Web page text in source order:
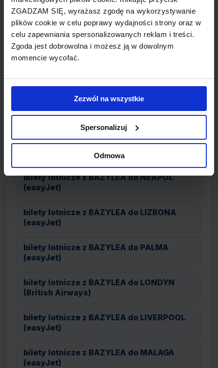
ZGADZAM SIĘ, wyrażasz zgodę na wykorzystywanie
plików cookie w celu poprawy wydajności strony oraz w
celu zapewniania spersonalizowanych reklam i treści.
Zgoda jest dobrowolna i możesz ją w dowolnym
momencie wycofać.
Zezwól na wszystkie
Spersonalizuj
Odmowa
bilety lotnicze z BAZYLEA do ANTALYA
(Condor)
bilety lotnicze z BAZYLEA do PARYŻ
(easyJet)
(LOT)
bilety lotnicze z BAZYLEA do MADRYT
bilety lotnicze z BAZYLEA do NEAPOL
(easyJet)
bilety lotnicze z BAZYLEA do LIZBONA
(easyJet)
bilety lotnicze z BAZYLEA do PALMA
(easyJet)
bilety lotnicze z BAZYLEA do LONDYN
(British Airways)
bilety lotnicze z BAZYLEA do LIVERPOOL
(easyJet)
bilety lotnicze z BAZYLEA do MALAGA
(easyJet)